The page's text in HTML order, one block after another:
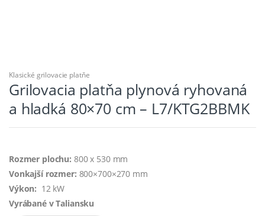
Klasické grilovacie platňe
Grilovacia platňa plynová ryhovaná
a hladká 80×70 cm – L7/KTG2BBMK
Rozmer plochu: 800 x 530 mm
Vonkajší rozmer: 800×700×270 mm
Výkon: 12 kW
Vyrábané v Taliansku